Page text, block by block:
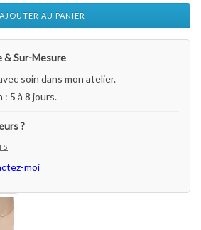
AJOUTER AU PANIER
& Sur-Mesure
soin dans mon atelier.
: 5 à 8 jours.
?
moi